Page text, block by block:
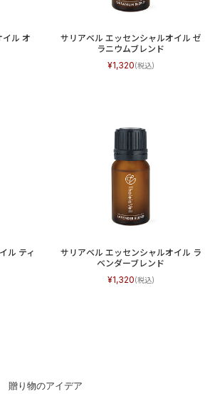
イル オ
サリアベル エッセンシャルオイル ゼ
ラニウムブレンド
1,320
ル ティ
サリアベル エッセンシャルオイル ラ
ベンダーブレンド
1,320
贈り物のアイデア